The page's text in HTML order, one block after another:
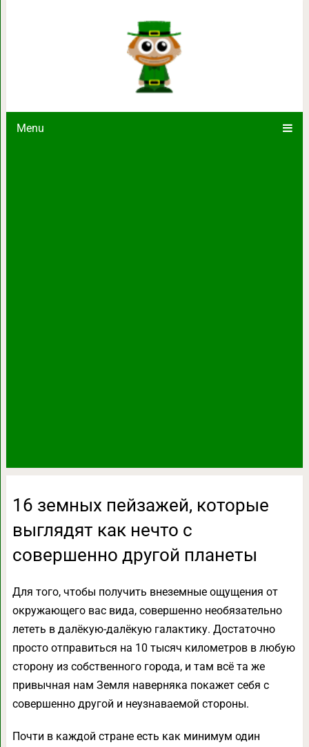
Menu
16 земных пейзажей, которые
16 земных пейзажей, которые
выглядят как нечто с
совершенно другой планеты
Для того, чтобы получить внеземные ощущения от
окружающего вас вида, совершенно необязательно
лететь в далёкую-далёкую галактику. Достаточно
просто отправиться на 10 тысяч километров в любую
сторону из собственного города, и там всё та же
привычная нам Земля наверняка покажет себя с
совершенно другой и неузнаваемой стороны.
Почти в каждой стране есть как минимум один